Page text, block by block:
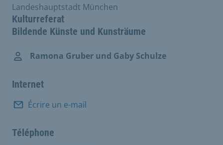
Kulturreferat
Bildende Künste und Kunsträume
Landeshauptstadt München
Ramona Gruber und Gaby Schulze
Internet
Écrire un e-mail
Téléphone